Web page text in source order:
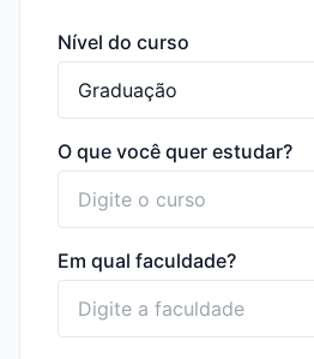
Nível do curso
O que você quer estudar?
Em qual faculdade?